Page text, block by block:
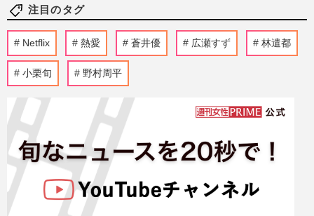
注目のタグ
Netflix 熱愛 蒼井優 広瀬すず 林遣都
小栗旬 野村周平